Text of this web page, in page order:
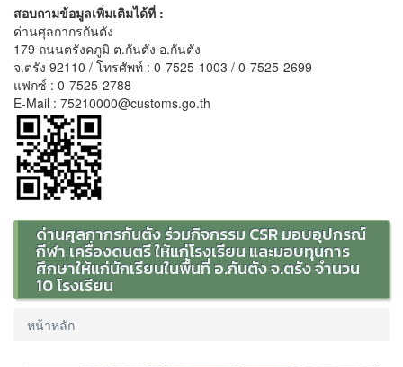
สอบถามข้อมูลเพิ่มเติมได้ที่ :
ด่านศุลกากรกันตัง
179 ถนนตรังคภูมิ ต.กันตัง อ.กันตัง
จ.ตรัง 92110 / โทรศัพท์ : 0-7525-1003 / 0-7525-2699
แฟกซ์ : 0-7525-2788
E-Mail : 75210000@customs.go.th
ด่านศุลกากรกันตัง ร่วมกิจกรรม CSR มอบอุปกรณ์
กีฬา เครื่องดนตรี ให้แก่โรงเรียน และมอบทุนการ
ศึกษาให้แก่นักเรียนในพื้นที่ อ.กันตัง จ.ตรัง จำนวน
10 โรงเรียน
หน้าหลัก